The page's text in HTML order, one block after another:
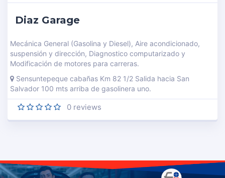
Diaz Garage
Mecánica General (Gasolina y Diesel), Aire acondicionado,
suspensión y dirección, Diagnostico computarizado y
Modificación de motores para carreras.
Sensuntepeque cabañas Km 82 1/2 Salida hacia San
Salvador 100 mts arriba de gasolinera uno.
0 reviews